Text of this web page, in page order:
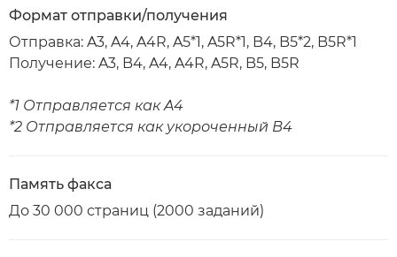
Формат отправки/получения
Отправка: A3, A4, A4R, A5*1, A5R*1, B4, B5*2, B5R*1
Получение: A3, B4, A4, A4R, A5R, B5, B5R
*1 Отправляется как A4
*2 Отправляется как укороченный B4
Память факса
До 30 000 страниц (2000 заданий)